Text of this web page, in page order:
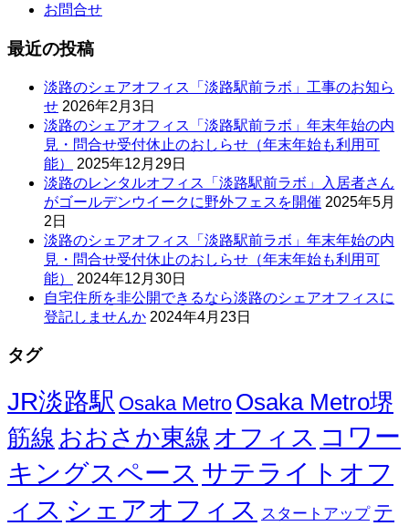
お問合せ
最近の投稿
淡路のシェアオフィス「淡路駅前ラボ」工事のお知ら
せ 2026年2月3日
淡路のシェアオフィス「淡路駅前ラボ」年末年始の内
見・問合せ受付休止のおしらせ（年末年始も利用可
能）
2025年12月29日
淡路のレンタルオフィス「淡路駅前ラボ」入居者さん
がゴールデンウイークに野外フェスを開催 2025年5月
2日
淡路のシェアオフィス「淡路駅前ラボ」年末年始の内
見・問合せ受付休止のおしらせ（年末年始も利用可
能）
2024年12月30日
自宅住所を非公開できるなら淡路のシェアオフィスに
登記しませんか 2024年4月23日
タグ
JR淡路駅 Osaka Metro Osaka Metro堺
筋線 おおさか東線 オフィス コワー
キングスペース サテライトオフ
ィス シェアオフィス スタートアップ テ